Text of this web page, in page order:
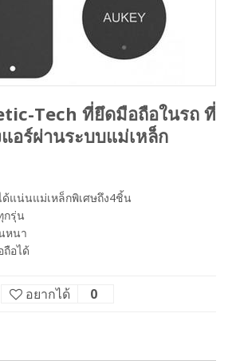
Tech ที่ยึดมือถือในรถ ที่
อร์ผ่านระบบแม่เหล็ก
แน่นแม่เหล็กพิเศษถึง4ชิ้น
กรุ่น
หนา
ถือได้
อยากได้ 0